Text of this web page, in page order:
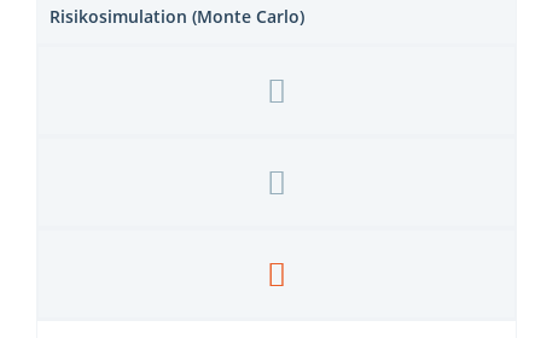
Risikosimulation (Monte Carlo)